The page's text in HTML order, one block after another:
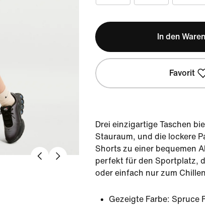
In den
Favorit
Drei einzigartige Taschen
Stauraum, und die lockere
Shorts zu einer bequemen
perfekt für den Sportplatz,
oder einfach nur zum
Gezeigte Farbe: Spruce